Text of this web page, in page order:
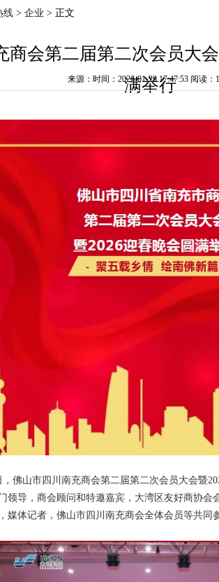
线 > 企业 > 正文
商会第二届第二次会员大
满举行
来源：时间：2026-01-29 17:47:53 阅读：
，佛山市四川南充商会第二届第二次会员大会暨
领导，商会顾问和特邀嘉宾，大湾区友好商协会
媒体记者，佛山市四川南充商会全体会员等共同